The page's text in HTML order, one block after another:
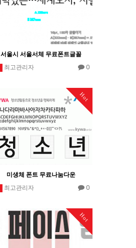
서울시 서울서체 무료폰트글꼴
최고관리자 0
Hot
미생체 폰트 무료나눔다운
최고관리자 0
Hot